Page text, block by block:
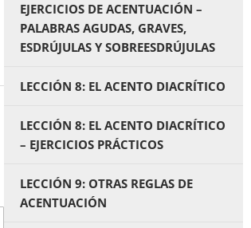
EJERCICIOS DE ACENTUACIÓN –
PALABRAS AGUDAS, GRAVES,
ESDRÚJULAS Y SOBREESDRÚJULAS
LECCIÓN 8: EL ACENTO DIACRÍTICO
LECCIÓN 8: EL ACENTO DIACRÍTICO
– EJERCICIOS PRÁCTICOS
LECCIÓN 9: OTRAS REGLAS DE
ACENTUACIÓN